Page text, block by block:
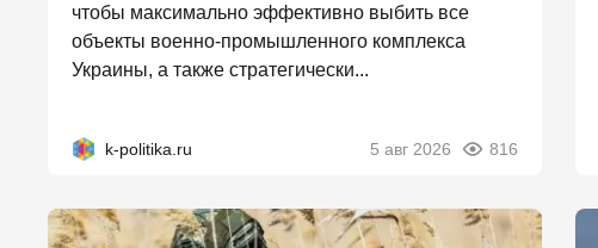
чтобы максимально эффективно выбить все
объекты военно-промышленного комплекса
Украины, а также стратегически...
k-politika.ru 5 авг 2026 816